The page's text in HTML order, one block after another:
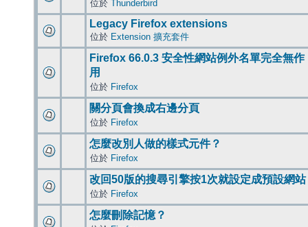
位於 Thunderbird
Legacy Firefox extensions
位於 Extension 擴充套件
Firefox 66.0.3 安全性網站例外名單完全無作
用
位於 Firefox
關分頁會換成右邊分頁
位於 Firefox
怎麼改別人做的樣式元件？
位於 Firefox
改回50版的搜尋引擎按1次就設定成預設網站
位於 Firefox
怎麼刪除記憶？